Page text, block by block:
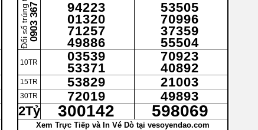
0903 367 327
10TR
15TR
30TR
2Tỷ
94223
01320
71257
49886
03539
53371
53829
72019
300142
53505
70996
37359
55504
70923
40892
21003
49893
598069
Xem Trực Tiếp và In Vé Dò tại vesoyendao.com